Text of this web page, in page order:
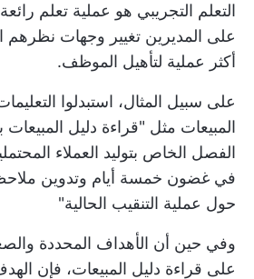
التعلم التجريبي هو عملية تعلم
على المديرين تغيير وجهات نظرهم
أكثر عملية لتأهيل الموظف.
على سبيل المثال، استبدلوا
المبيعات مثل "قراءة دليل المبيعات
الفصل الخاص بتوليد العملاء
في غضون خمسة أيام وتدوين
حول عملية التنقيب الحالية"
وفي حين أن الأهداف المحددة
على قراءة دليل المبيعات، فإن